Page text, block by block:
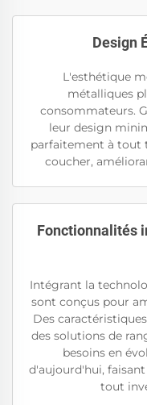
Design
L'esthétique
métalliques
consommateurs.
leur design
parfaitement à tout
coucher,
Fonctionnalités
Intégrant la
sont conçus pour
Des
des solutions de
besoins en
d'aujourd'hui,
tout